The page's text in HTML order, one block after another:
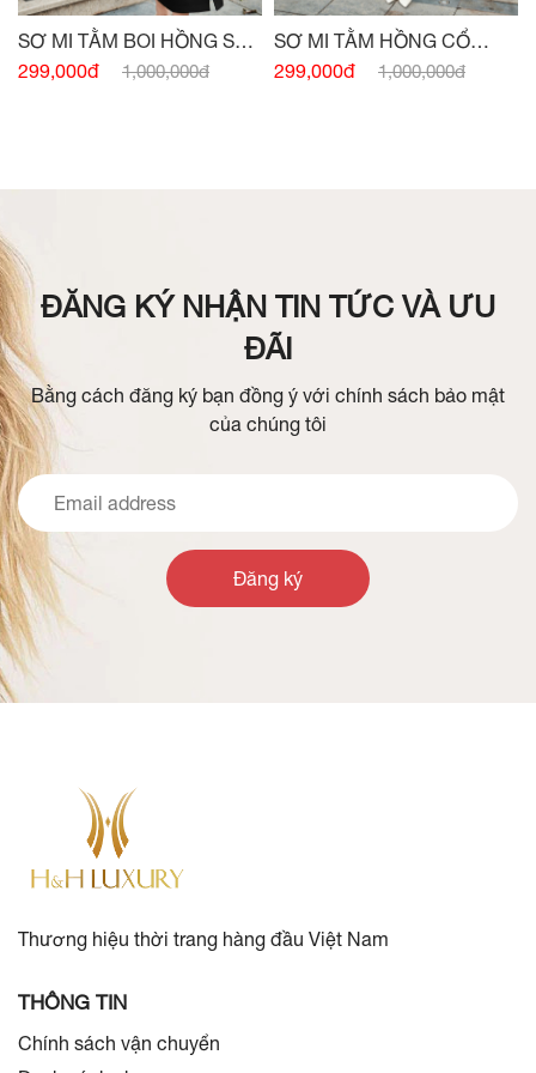
SƠ MI TẰM BOI HỒNG SEN
SIÊU NHẸ
299,000đ 1,000,000đ
SƠ MI TẰM HỒNG CỔ
ĐỨC NGẮN TAY
299,000đ 1,000,000đ
ĐĂNG KÝ NHẬN TIN TỨC VÀ ƯU
ĐÃI
Bằng cách đăng ký bạn đồng ý với chính sách bảo mật
của chúng tôi
Đăng ký
Thương hiệu thời trang hàng đầu Việt Nam
THÔNG TIN
Chính sách vận chuyển